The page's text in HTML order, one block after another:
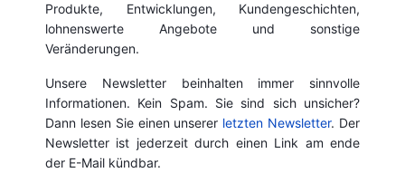
Produkte, Entwicklungen, Kundengeschichten,
lohnenswerte Angebote und sonstige
Veränderungen.
Unsere Newsletter beinhalten immer sinnvolle
Informationen. Kein Spam. Sie sind sich unsicher?
Dann lesen Sie einen unserer letzten Newsletter. Der
Newsletter ist jederzeit durch einen Link am ende
der E-Mail kündbar.